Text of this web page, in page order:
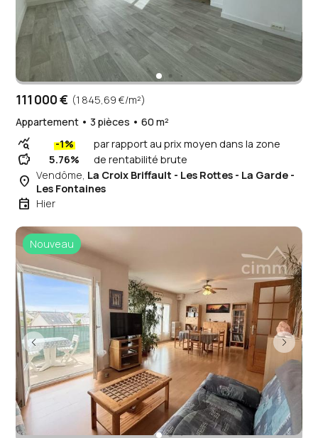
111 000 € (1 845,69 €/m²)
Appartement • 3 pièces • 60 m²
query_stats -1% par rapport au prix moyen dans la zone
savings 5.76% de rentabilité brute
place Vendôme, La Croix Briffault - Les Rottes - La Garde -
Les Fontaines
event Hier
Nouveau